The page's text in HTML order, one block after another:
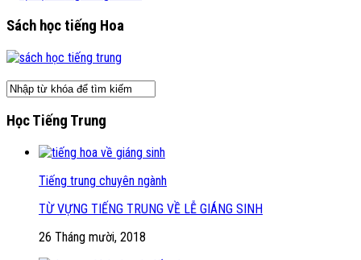
Sách học tiếng Hoa
Học Tiếng Trung
Tiếng trung chuyên ngành
TỪ VỰNG TIẾNG TRUNG VỀ LỄ GIÁNG SINH
26 Tháng mười, 2018